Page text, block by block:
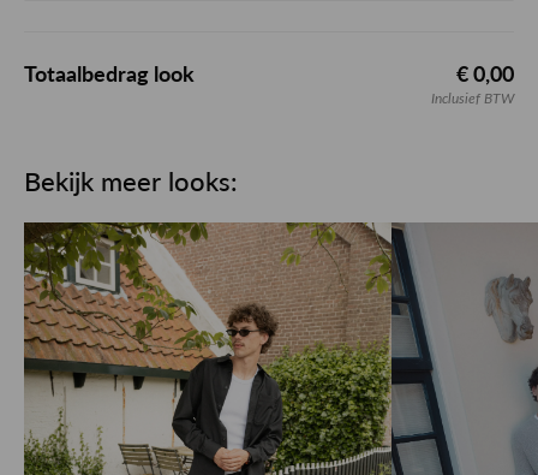
Totaalbedrag look € 0,00
Inclusief BTW
Bekijk meer looks: